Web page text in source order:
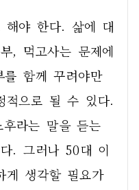
해야 한다. 삶에 대
, 먹고사는 문제에
함께 꾸려야만
적으로 될 수 있다.
라는 말을 듣는
. 그러나 50대 이
게 생각할 필요가